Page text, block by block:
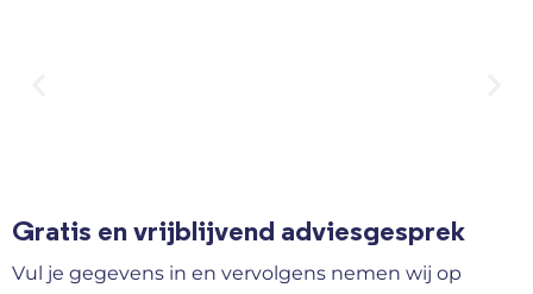
Gratis en vrijblijvend adviesgesprek
Vul je gegevens in en vervolgens nemen wij op